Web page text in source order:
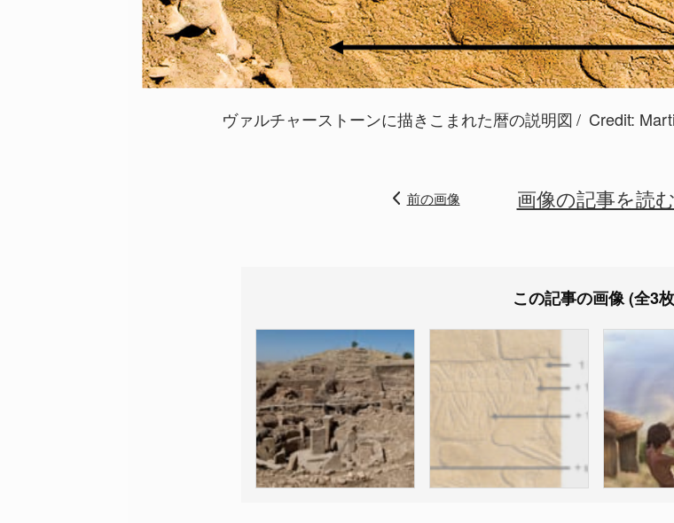
ヴァルチャーストーンに描きこまれた暦の説明図 Credit:
前の画像 画像の記事を読む
この記事の画像 (全3